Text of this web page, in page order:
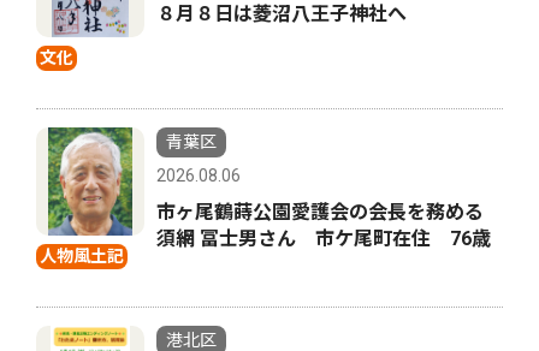
文化
８月８日は菱沼八王子神社へ
人物風土記
青葉区
2026.08.06
市ヶ尾鶴蒔公園愛護会の会長を務める
須網 冨士男さん 市ケ尾町在住 76歳
港北区